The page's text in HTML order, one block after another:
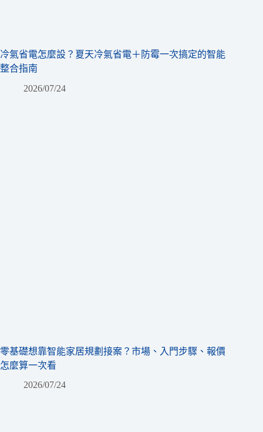
冷氣省電怎麼設？夏天冷氣省電＋防霉一次搞定的智能
整合指南
2026/07/24
零基礎想靠智能家居規劃接案？市場、入門步驟、報價
怎麼算一次看
2026/07/24